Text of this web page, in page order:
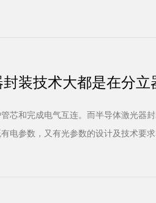
装技术大都是在分立
芯和完成电气互连。而半导体激光器
电参数，又有光参数的设计及技术要